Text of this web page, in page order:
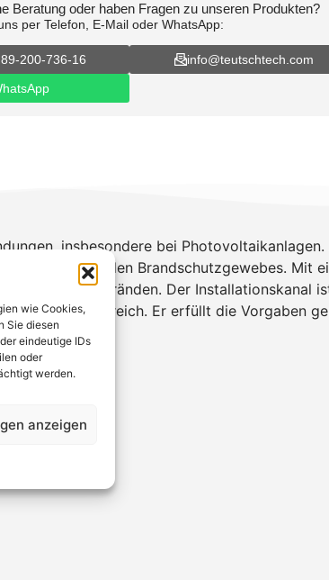
wie Cookies,
Sie diesen
eindeutige IDs
oder
werden.
anzeigen
Beratung oder haben Fragen zu unseren Produkten?
per Telefon, E-Mail oder WhatsApp:
200-736-16
info@teutschtech.com
insbesondere bei Photovoltaikanlagen.
Brandschutzgewebes. Mit
vor Kabelbränden. Der Installationskanal
im Außenbereich. Er erfüllt die Vorgaben